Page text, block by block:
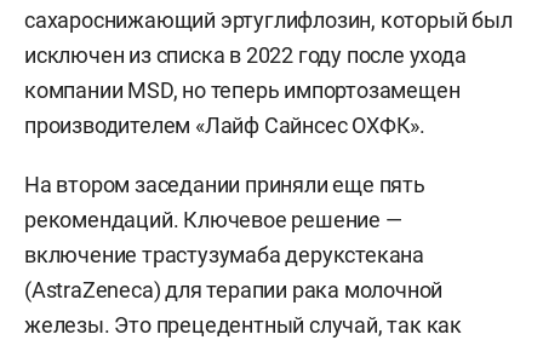
сахароснижающий эртуглифлозин, который был
исключен из списка в 2022 году после ухода
компании MSD, но теперь импортозамещен
производителем «Лайф Сайнсес ОХФК».
На втором заседании приняли еще пять
рекомендаций. Ключевое решение —
включение трастузумаба дерукстекана
(AstraZeneca) для терапии рака молочной
железы. Это прецедентный случай, так как